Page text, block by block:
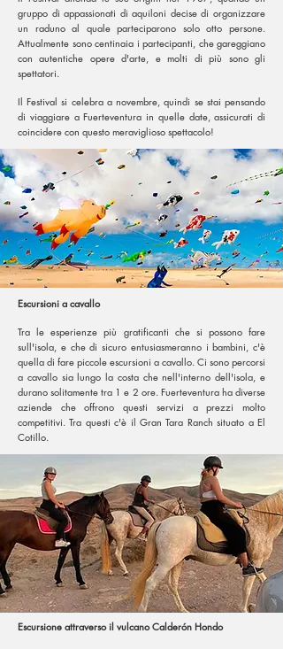
gruppo di appassionati di aquiloni decise di organizzare
un raduno al quale parteciparono solo otto persone.
Attualmente sono centinaia i partecipanti, che gareggiano
con autentiche opere d'arte, e molti di più sono gli
spettatori.
Il Festival si celebra a novembre, quindi se stai pensando
di viaggiare a Fuerteventura in quelle date, assicurati di
coincidere con questo meraviglioso spettacolo!
Escursioni a cavallo
Tra le esperienze più gratificanti che si possono fare
sull'isola, e che di sicuro entusiasmeranno i bambini, c'è
quella di fare piccole escursioni a cavallo. Ci sono percorsi
a cavallo sia lungo la costa che nell'interno dell'isola, e
durano solitamente tra 1 e 2 ore. Fuerteventura ha diverse
aziende che offrono questi servizi a prezzi molto
competitivi. Tra questi c'è il Gran Tara Ranch situato a El
Cotillo.
Escursione attraverso il vulcano Calderón Hondo